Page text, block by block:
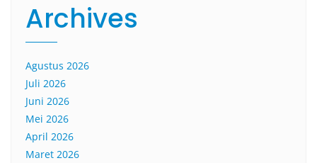
Archives
Agustus 2026
Juli 2026
Juni 2026
Mei 2026
April 2026
Maret 2026